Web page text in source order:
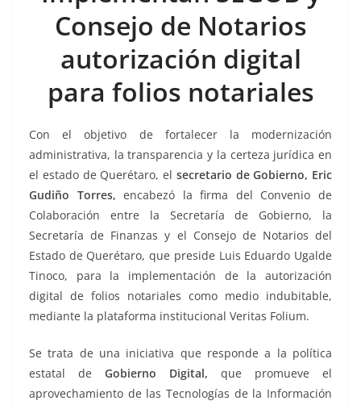
b
o
o
k
A
p
p
Li
n
k
a
m
Consejo de Notarios
autorización digital
para folios notariales
Con el objetivo de fortalecer la modernización
administrativa, la transparencia y la certeza jurídica en
el estado de Querétaro, el secretario de Gobierno, Eric
Gudiño Torres, encabezó la firma del Convenio de
Colaboración entre la Secretaría de Gobierno, la
Secretaría de Finanzas y el Consejo de Notarios del
Estado de Querétaro, que preside Luis Eduardo Ugalde
Tinoco, para la implementación de la autorización
digital de folios notariales como medio indubitable,
mediante la plataforma institucional Veritas Folium.
Se trata de una iniciativa que responde a la política
estatal de Gobierno Digital, que promueve el
aprovechamiento de las Tecnologías de la Información